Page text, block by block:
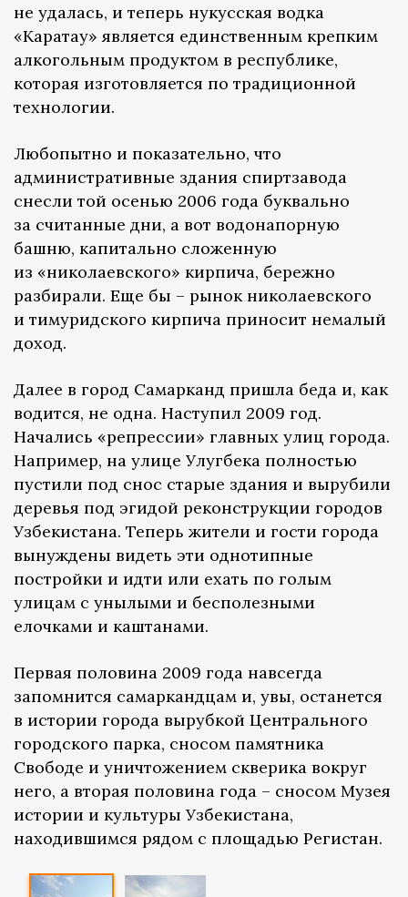
не удалась, и теперь нукусская водка
«Каратау» является единственным крепким
алкогольным продуктом в республике,
которая изготовляется по традиционной
технологии.
Любопытно и показательно, что
административные здания спиртзавода
снесли той осенью 2006 года буквально
за считанные дни, а вот водонапорную
башню, капитально сложенную
из «николаевского» кирпича, бережно
разбирали. Еще бы – рынок николаевского
и тимуридского кирпича приносит немалый
доход.
Далее в город Самарканд пришла беда и, как
водится, не одна. Наступил 2009 год.
Начались «репрессии» главных улиц города.
Например, на улице Улугбека полностью
пустили под снос старые здания и вырубили
деревья под эгидой реконструкции городов
Узбекистана. Теперь жители и гости города
вынуждены видеть эти однотипные
постройки и идти или ехать по голым
улицам с унылыми и бесполезными
елочками и каштанами.
Первая половина 2009 года навсегда
запомнится самаркандцам и, увы, останется
в истории города вырубкой Центрального
городского парка, сносом памятника
Свободе и уничтожением скверика вокруг
него, а вторая половина года – сносом Музея
истории и культуры Узбекистана,
находившимся рядом с площадью Регистан.